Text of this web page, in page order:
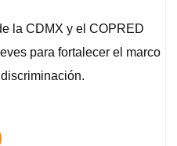
la CDMX y el COPRED
para fortalecer el marco